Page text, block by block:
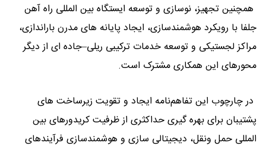
همچنین تجهیز، نوسازی و توسعه ایستگاه بین ‌المللی راه‌ آهن
جلفا با رویکرد هوشمندسازی، ایجاد پایانه‌ های مدرن باراندازی،
مراکز لجستیکی و توسعه خدمات ترکیبی ریلی–جاده ‌ای از دیگر
محورهای این همکاری مشترک است.
در چارچوب این تفاهم‌نامه ایجاد و تقویت زیرساخت‌ های
پشتیبان برای بهره ‌گیری حداکثری از ظرفیت کریدورهای بین
‌المللی حمل‌ ونقل، دیجیتالی‌ سازی و هوشمندسازی فرآیندهای